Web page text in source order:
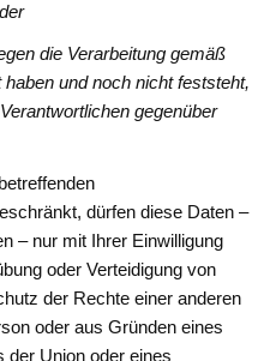
die Verarbeitung gemäß
und noch nicht feststeht,
gegenüber
dürfen diese Daten –
– nur mit Ihrer Einwilligung
oder Verteidigung von
der Rechte einer anderen
oder aus Gründen eines
der Union oder eines